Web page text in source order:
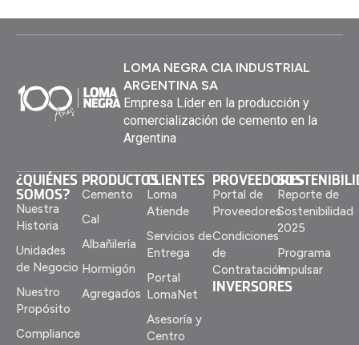
LOMA NEGRA CIA INDUSTRIAL
ARGENTINA SA
Empresa Líder en la producción y
comercialización de cemento en la
Argentina
¿QUIÉNES
SOMOS?
Nuestra
Historia
Unidades
de Negocio
Nuestro
Propósito
Compliance
PRODUCTOS
Cemento
Cal
Albañilería
Hormigón
Agregados
CLIENTES
Loma
Atiende
Servicios de
Entrega
Portal
LomaNet
Asesoría y
Centro
PROVEEDORES
Portal de
Proveedores
Condiciones
de
Contratación
INVERSORES
Reporte de
Sostenibilidad
2025
Programa
Impulsar